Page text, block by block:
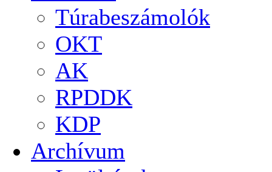
Túrabeszámolók
OKT
AK
RPDDK
KDP
Archívum